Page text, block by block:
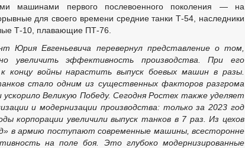
машинами первого послевоенного поколения — на
для своего времени средние танки Т-54, наследники
Т-10, плавающие ПТ-76.
Юрия Евгеньевича перевернул представление о том,
увеличить эффективность производства. При его
концу войны нарастить выпуск боевых машин в разы.
стало одним из существенных факторов разгрома
ускорило Великую Победу. Сегодня Ростех также уделяет
и модернизации производства: только за 2023 год
корпорации увеличили выпуск танков в 7 раз. Из цехов
в армию поступают современные машины, всесторонне
на поле боя. Это глубоко модернизированные